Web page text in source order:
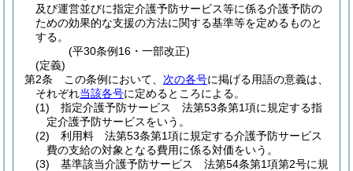
及び運営並びに指定介護予防サービス等に係る介護予防の
ための効果的な支援の方法に関する基準等を定めるものと
する。
(平30条例16・一部改正)
(定義)
第2条
この条例において、 次の各号に掲げる用語の意義は、
それぞれ当該各号に定めるところによる。
(1)
指定介護予防サービス 法第53条第1項に規定する指
定介護予防サービスをいう。
(2)
利用料 法第53条第1項に規定する介護予防サービス
費の支給の対象となる費用に係る対価をいう。
(3)
基準該当介護予防サービス 法第54条第1項第2号に規